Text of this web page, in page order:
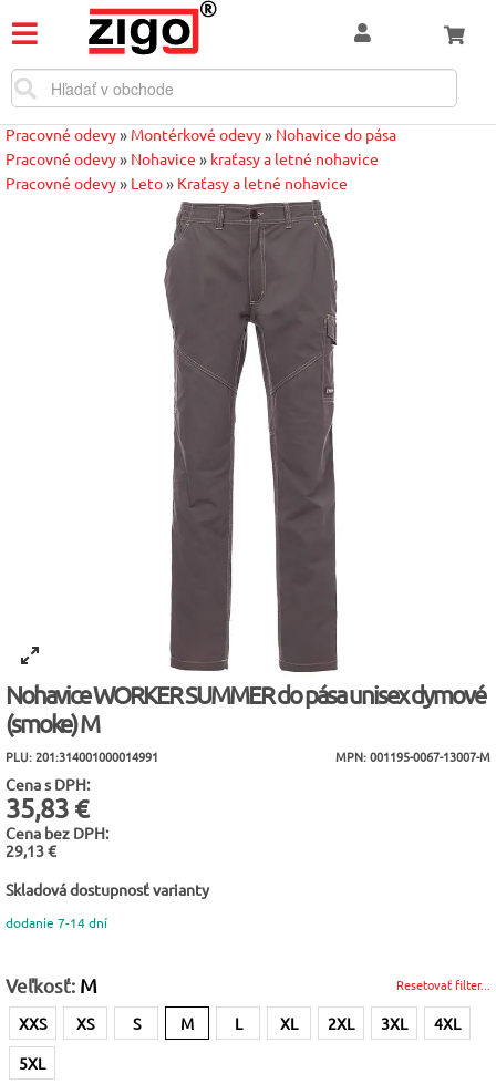
Pracovné odevy» Montérkové odevy» Nohavice do pása
Pracovné odevy» Nohavice » kraťasy a letné nohavice
Pracovné odevy» Leto» Kraťasy a letné nohavice
Nohavice WORKER SUMMER do pása unisex dymové
(smoke) M
PLU: 201:314001000014991 MPN: 001195-0067-13007-M
Cena s DPH:
35,83 €
Cena bez DPH:
29,13 €
Skladová dostupnosť varianty
dodanie 7-14 dní
Resetovať filter...
Veľkosť: M
XXS XS S M L XL 2XL 3XL
4XL
5XL